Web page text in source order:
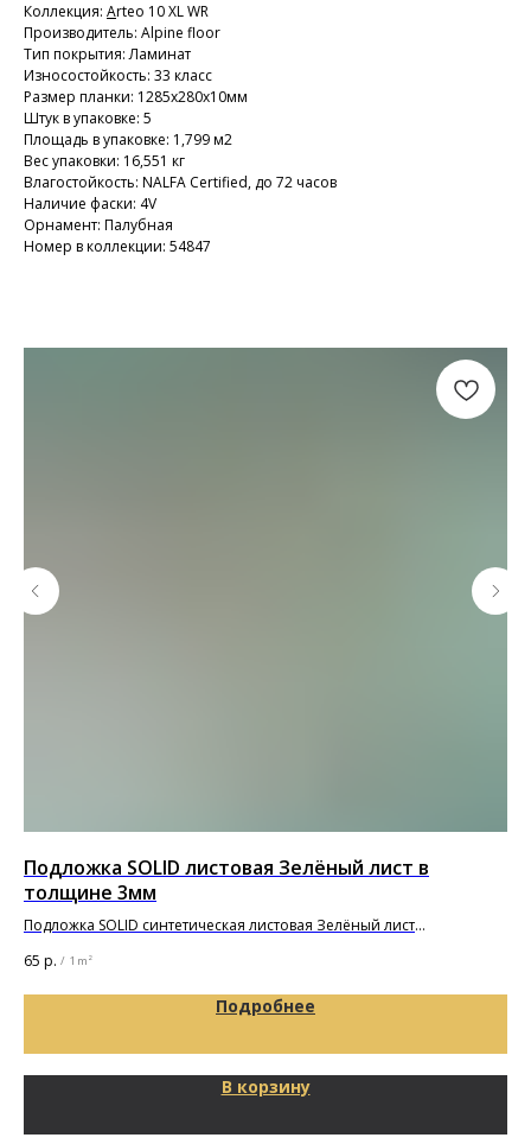
Коллекция: Arteo 10 XL WR
Производитель: Alpine floor
Тип покрытия: Ламинат
Износостойкость: 33 класс
Размер планки: 1285х280х10мм
Штук в упаковке: 5
Площадь в упаковке: 1,799 м2
Вес упаковки: 16,551 кг
Влагостойкость: NALFA Certified, до 72 часов
Наличие фаски: 4V
Орнамент: Палубная
Номер в коллекции: 54847
Подложка SOLID листовая Зелёный лист в
толщине 3мм
Подложка SOLID синтетическая листовая Зелёный лист
65 р. / 1 m²
Подробнее
В корзину